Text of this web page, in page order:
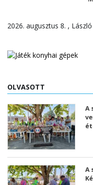
2026. augusztus 8. , László
OLVASOTT
A
A